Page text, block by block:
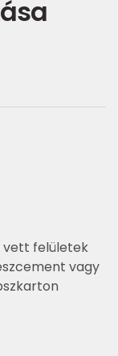
vett felületek
vagy